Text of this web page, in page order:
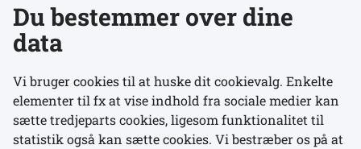
Se alle kontaktnumre
Links
Du bestemmer over dine
data
Vi bruger cookies til at huske dit cookievalg. Enkelte
elementer til fx at vise indhold fra sociale medier kan
sætte tredjeparts cookies, ligesom funktionalitet til
statistik også kan sætte cookies. Vi bestræber os på at